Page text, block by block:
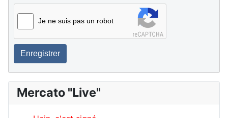
Je ne suis pas un robot
Enregistrer
Mercato "Live"